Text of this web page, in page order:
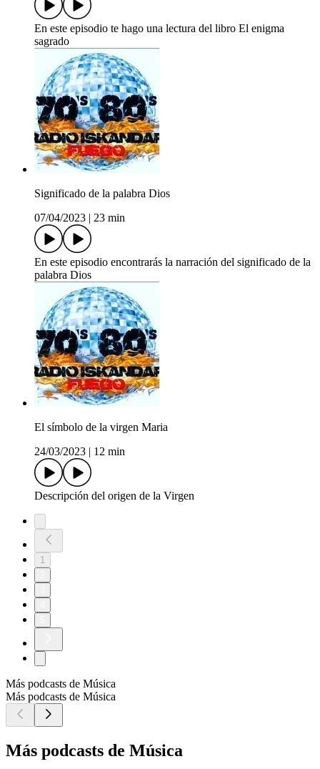
En este episodio te hago una lectura del libro El enigma
sagrado
Significado de la palabra Dios
07/04/2023
23 min
En este episodio encontrarás la narración del significado de la
palabra Dios
El símbolo de la virgen Maria
24/03/2023
12 min
Descripción del origen de la Virgen
1
Más podcasts de Música
Más podcasts de Música
Más podcasts de Música